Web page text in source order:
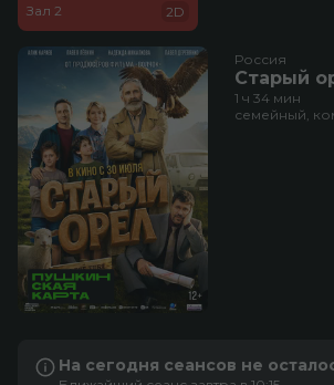
Зал 2
2D
Россия
Старый
1 ч 34 мин
семейный,
На сегодня сеансов не